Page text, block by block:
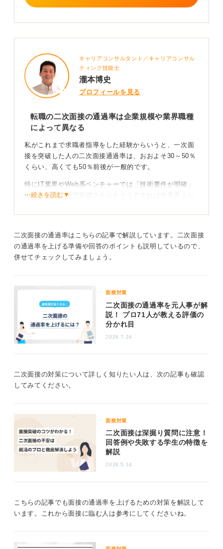
か」という、質問者さんがその企業をあえて選んだ理
るかどうかの2点が重要になるのです。
特に2つ目の、ご自身が活躍する姿をいかに企業にありあ
りとイメージしてもらうか、に工夫を凝らしてくださ
い。
私がこれまで求職者指導をした経験から、ポイントは前
いう具体的な事例を出して、ご自身の能力やスキルを伝
えることです。
その際、数字を含めて話をすると「できる人」という印
象を持ってもらいやすくなります。
得力が生まれ、深掘り質問をされても答えやすいという
メリットがあります。ぜひ参考にしてみてください。
キャリアコンサルタント／キャリアコンサル
ティング技能士
瀧本博史
プロフィールを見る
転職の二次面接の通過率は企業規模や業界職種
によって異なる
私がこれまで求職者指導をした経験からいうと、一次面
接を突破した人の二次面接通過率は、おおよそ30～50％
くらい、高くても50％前後が一般的です。
特にIT業界やWeb系ベンチャーでは「技術要件が明確」
な分、一次面接で基礎スキルをクリアすれば他業界より
～50％くらいが目安です。ベンチャーや大量採用をおこ
一方、金融系や大手総合商社のような業界では、カルチ
ャーフィットやコンプライアンス意識の確認、志望動機
と私は思います。
職種別でみた場合、私の分析では、セールス職よりも会
計・法務・研究職などの専門職のほうが通過率が高いケ
ースが多く見られます。
い二次面接を突破しよう
二次面接に向けて私が実際に求職者に助言しているの
は、まず一次面接で使ったエピソードをブラッシュアッ
プすることです。具体的には「なぜその行動を選んだ
か」「結果としてどう貢献したか」「そこで得た学びを
御社でどう応用するか」という深掘りポイントで整理し
職で遭遇した課題への対処プロセスを、数字や定量的成
果を交えて説明できるかが評価軸になります。
⋯続きを読む▼
二次面接の通過率はこちらの記事で解説しています。二次面接
の通過率を上げる準備や回答のポイントも説明しているので、
併せてチェックしてみましょう。
面接対策
二次面接の通過率を元人事が解
説！ プロ71人が教える評価の
分かれ目
2026.7.24
二次面接の対策について詳しく知りたい人は、次の記事も確認
してみてください。
面接対策
二次面接は深掘り質問に注意！
回答例や失敗する学生の特徴を
解説
2026.5.14
こちらの記事でも面接の通過率を上げるための対策を解説して
います。これから面接に臨む人は参考にしてくださいね。